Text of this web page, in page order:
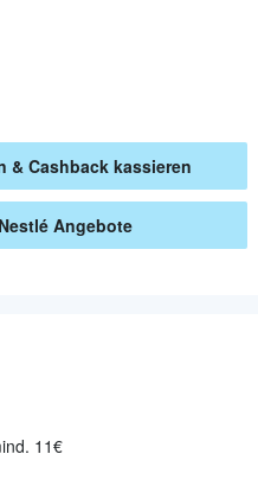
& Cashback kassieren
Nestlé Angebote
11€